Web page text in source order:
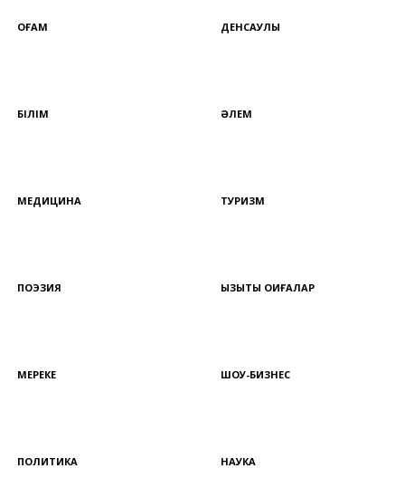
ҚОҒАМ ДЕНСАУЛЫҚ
БІЛІМ ӘЛЕМ
МЕДИЦИНА ТУРИЗМ
ПОЭЗИЯ ҚЫЗЫҚТЫ ОҚИҒАЛАР
МЕРЕКЕ ШОУ-БИЗНЕС
ПОЛИТИКА НАУКА